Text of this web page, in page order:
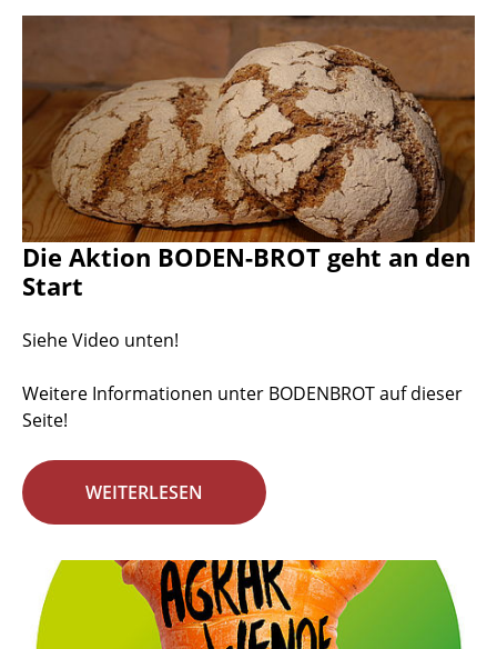
Die Aktion BODEN-BROT geht an den
Start
Siehe Video unten!
Weitere Informationen unter BODENBROT auf dieser
Seite!
WEITERLESEN